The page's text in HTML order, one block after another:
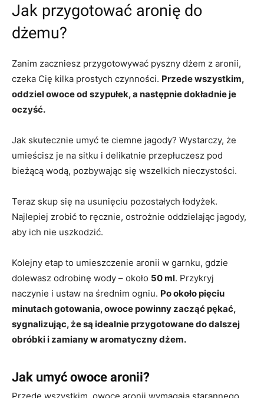
Jak przygotować aronię do
dżemu?
Zanim zaczniesz przygotowywać pyszny dżem z aronii,
czeka Cię kilka prostych czynności. Przede wszystkim,
oddziel owoce od szypułek, a następnie dokładnie je
oczyść.
Jak skutecznie umyć te ciemne jagody? Wystarczy, że
umieścisz je na sitku i delikatnie przepłuczesz pod
bieżącą wodą, pozbywając się wszelkich nieczystości.
Teraz skup się na usunięciu pozostałych łodyżek.
Najlepiej zrobić to ręcznie, ostrożnie oddzielając jagody,
aby ich nie uszkodzić.
Kolejny etap to umieszczenie aronii w garnku, gdzie
dolewasz odrobinę wody – około 50 ml. Przykryj
naczynie i ustaw na średnim ogniu. Po około pięciu
minutach gotowania, owoce powinny zacząć pękać,
sygnalizując, że są idealnie przygotowane do dalszej
obróbki i zamiany w aromatyczny dżem.
Jak umyć owoce aronii?